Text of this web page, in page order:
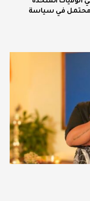
المتحدة
محتمل في سياسة